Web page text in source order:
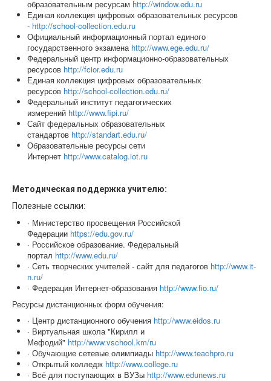
образовательным ресурсам http://window.edu.ru
Единая коллекция цифровых образовательных ресурсов
- http://school-collection.edu.ru
Официальный информационный портал единого
государственного экзамена http://www.ege.edu.ru/
Федеральный центр информационно-образовательных
ресурсов http://fcior.edu.ru
Единая коллекция цифровых образовательных
ресурсов http://school‑collection.edu.ru/
Федеральный институт педагогических
измерений http://www.fipi.ru/
Сайт федеральных образовательных
стандартов http://standart.edu.ru/
Образовательные ресурсы сети
Интернет http://www.catalog.iot.ru
Методическая поддержка учителю:
Полезные ссылки:
· Министерство просвещения Российской
Федерации https://edu.gov.ru/
· Российское образование. Федеральный
портал http://www.edu.ru/
· Сеть творческих учителей - сайт для педагогов http://www.it-
n.ru/
· Федерация Интернет-образования http://www.fio.ru/
Ресурсы дистанционных форм обучения:
· Центр дистанционного обучения http://www.eidos.ru
· Виртуальная школа "Кирилл и
Мефодий" http://www.vschool.km/ru
· Обучающие сетевые олимпиады http://www.teachpro.ru
· Открытый колледж http://www.college.ru
· Вcё для поступающих в ВУЗы http://www.edunews.ru